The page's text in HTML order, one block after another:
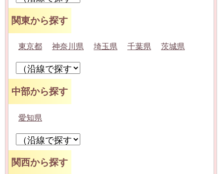
関東から探す
東京都 神奈川県 埼玉県 千葉県 茨城県
中部から探す
愛知県
関西から探す